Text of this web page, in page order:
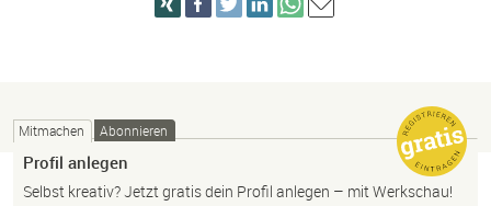
Mitmachen Abonnieren
Profil anlegen
Selbst kreativ? Jetzt gratis dein Profil anlegen – mit Werkschau!